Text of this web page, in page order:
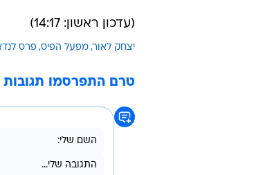
(עדכון ראשון: 14:17)
יצחק לאור מפעל הפיס פרס
טרם התפרסמו תגובות